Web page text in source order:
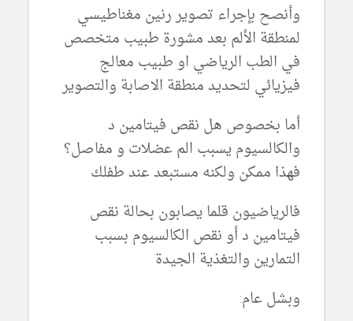
وأنصح بإجراء تصوير رنين مغناطيسي
لمنطقة الألم بعد مشورة طبيب متخصص
في الطب الرياضي او طبيب معالج
فيزيائي لتحديد منطقة الاصابة والتصوير
أما بخصوص هل نقص فيتامين د
والكالسيوم يسبب الم عضلات و مفاصل؟
فهذا ممكن ولكنه مستبعد عند طفلك
فالرياضيون قلما يصابون بحالة نقص
فيتامين د أو نقص الكالسيوم بسبب
التمارين والتغذية الجيدة
وبشل عام: